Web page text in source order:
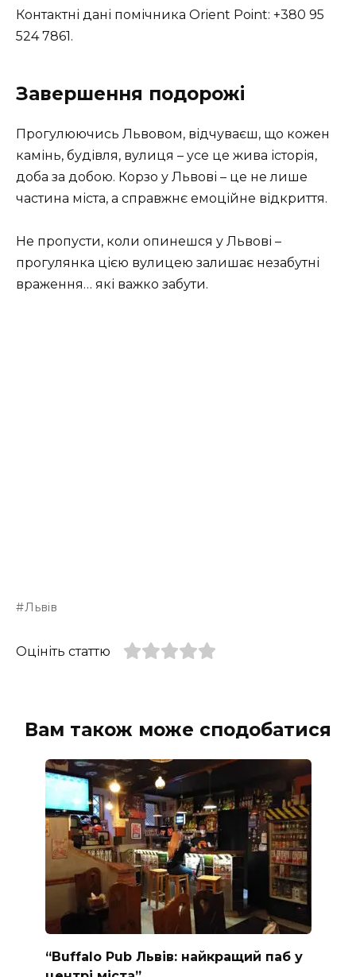
Контактні дані помічника Orient Point: +380 95
524 7861.
Завершення подорожі
Прогулюючись Львовом, відчуваєш, що кожен
камінь, будівля, вулиця – усе це жива історія,
доба за добою. Корзо у Львові – це не лише
частина міста, а справжнє емоційне відкриття.
Не пропусти, коли опинешся у Львові –
прогулянка цією вулицею залишає незабутні
враження… які важко забути.
Львів
Оцініть статтю
Вам також може сподобатися
“Buffalo Pub Львів: найкращий паб у